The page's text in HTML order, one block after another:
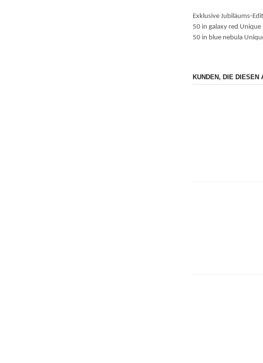
Exklusive Jubiläums-
50 in galaxy red Unique
50 in blue nebula
KUNDEN, DIE DIESEN